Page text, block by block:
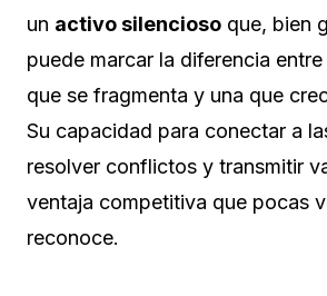
un activo silencioso que, bien
puede marcar la diferencia
que se fragmenta y una que
Su capacidad para conectar a
resolver conflictos y transmitir
ventaja competitiva que pocas
reconoce.